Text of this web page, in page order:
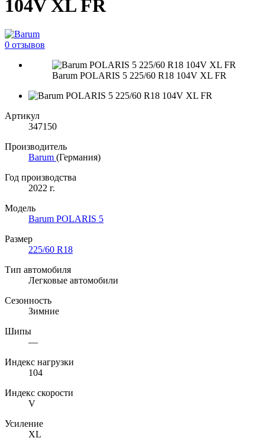
104V XL FR
0 отзывов
Barum POLARIS 5 225/60 R18 104V XL FR
Артикул
347150
Производитель
Barum (Германия)
Год производства
2022 г.
Модель
Barum POLARIS 5
Размер
225/60 R18
Тип автомобиля
Легковые автомобили
Сезонность
Зимние
Шипы
—
Индекс нагрузки
104
Индекс скорости
V
Усиление
XL